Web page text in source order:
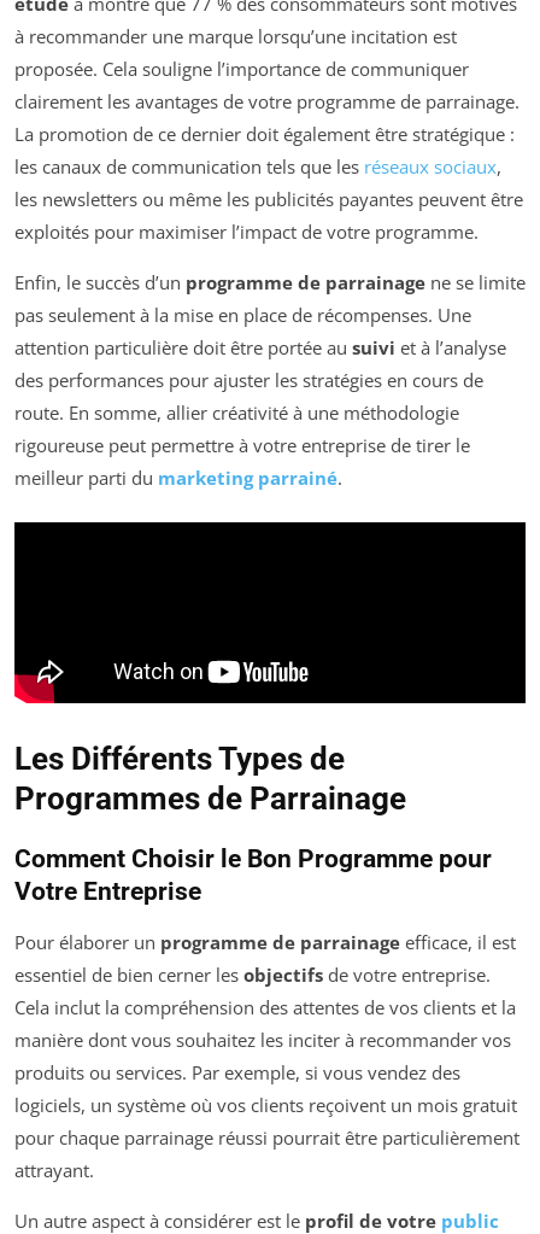
à recommander une marque lorsqu’une incitation est
proposée. Cela souligne l’importance de communiquer
clairement les avantages de votre programme de parrainage.
La promotion de ce dernier doit également être stratégique :
les canaux de communication tels que les réseaux sociaux,
les newsletters ou même les publicités payantes peuvent être
exploités pour maximiser l’impact de votre programme.
Enfin, le succès d’un programme de parrainage ne se limite
pas seulement à la mise en place de récompenses. Une
attention particulière doit être portée au suivi et à l’analyse
des performances pour ajuster les stratégies en cours de
route. En somme, allier créativité à une méthodologie
rigoureuse peut permettre à votre entreprise de tirer le
meilleur parti du marketing parrainé.
Les Différents Types de
Programmes de Parrainage
Comment Choisir le Bon Programme pour
Votre Entreprise
Pour élaborer un programme de parrainage efficace, il est
essentiel de bien cerner les objectifs de votre entreprise.
Cela inclut la compréhension des attentes de vos clients et la
manière dont vous souhaitez les inciter à recommander vos
produits ou services. Par exemple, si vous vendez des
logiciels, un système où vos clients reçoivent un mois gratuit
pour chaque parrainage réussi pourrait être particulièrement
attrayant.
Un autre aspect à considérer est le profil de votre public